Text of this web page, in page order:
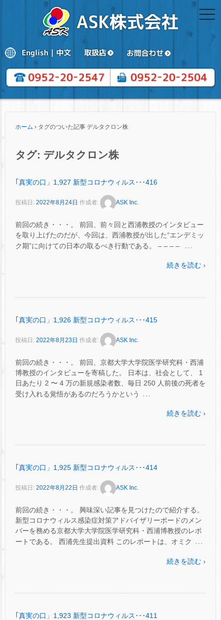
ホーム › タグのついた記事 デルタクロン株
タグ: デルタクロン株
｢真実の口」1,927 新型コロナウィルス･･･416
投稿日: 2022年8月24日 作成者: ASK Inc.
前回の続き・・・。 前回、前々回と西浦教授のインタビュー
を取り上げたのだが、今回は、西浦教授が出した“エンデミッ
ク期”に向けての日本の取るべき行動である。 – – – –
…
続きを読む ›
｢真実の口」1,926 新型コロナウィルス･･･415
投稿日: 2022年8月23日 作成者: ASK Inc.
前回の続き・・・。 前回、京都大学大学院医学研究科・西浦
博教授のインタビューを寄稿した。 日本は、社会として、 1
日あたり 2 〜 4 万の新規感染者数、毎日 250 人前後の死者を
受け入れる覚悟があるのだろうかという
…
続きを読む ›
｢真実の口」1,925 新型コロナウィルス･･･414
投稿日: 2022年8月22日 作成者: ASK Inc.
前回の続き・・・。 興味深い記事を見つけたので紹介する。
新型コロナウィルス感染症対策アドバイザリーボードのメン
バーを務める京都大学大学院医学研究科・西浦博教授のレポ
ートである。 西浦先生提出資料 このレポートは、オミク …
続きを読む ›
｢真実の口」1,923 新型コロナウィルス･･･411